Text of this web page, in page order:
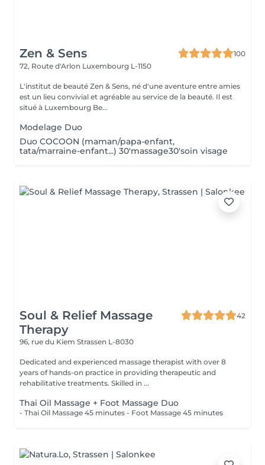
Zen & Sens
100
72, Route d'Arlon Luxembourg L-1150
L'institut de beauté Zen & Sens, né d'une aventure entre amies
est un lieu convivial et agréable au service de la beauté. Il est
situé à Luxembourg Be...
Modelage Duo
Duo COCOON (maman/papa-enfant,
tata/marraine-enfant...) 30'massage30'soin visage
Soul & Relief Massage
Therapy
42
96, rue du Kiem Strassen L-8030
Dedicated and experienced massage therapist with over 8
years of hands-on practice in providing therapeutic and
rehabilitative treatments. Skilled in ...
Thai Oil Massage + Foot Massage Duo
- Thai Oil Massage 45 minutes - Foot Massage 45 minutes